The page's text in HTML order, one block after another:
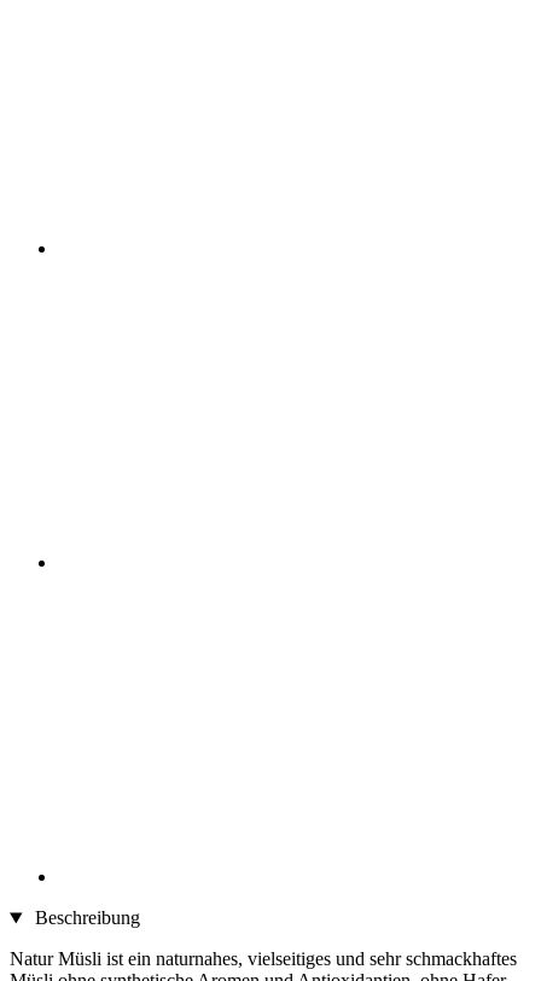
Beschreibung
Natur Müsli ist ein naturnahes, vielseitiges und sehr schmackhaftes